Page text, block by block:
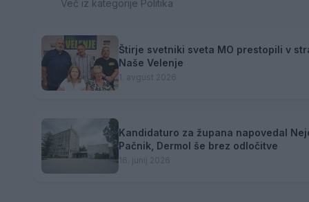
Več iz kategorije Politika
Štirje svetniki sveta MO prestopili v
Naše Velenje
1. avgust 2026
Kandidaturo za župana napovedal
Pačnik, Dermol še brez odločitve
16. junij 2026